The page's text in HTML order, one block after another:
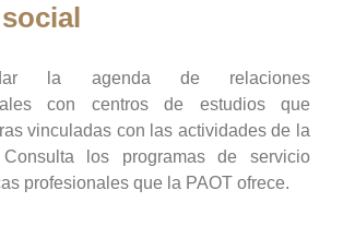
la agenda de relaciones
con centros de estudios que
vinculadas con las actividades de la
Consulta los programas de servicio
profesionales que la PAOT ofrece.